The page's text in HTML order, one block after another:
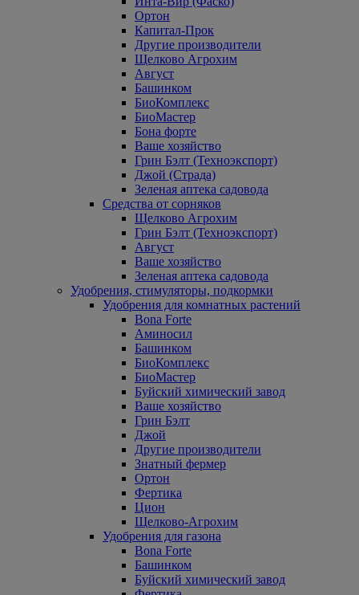
Ортон
Капитал-Прок
Другие производители
Щелково Агрохим
Август
Башинком
БиоКомплекс
БиоМастер
Бона форте
Ваше хозяйство
Грин Бэлт (Техноэкспорт)
Джой (Страда)
Зеленая аптека садовода
Средства от сорняков
Щелково Агрохим
Грин Бэлт (Техноэкспорт)
Август
Ваше хозяйство
Зеленая аптека садовода
Удобрения, стимуляторы, подкормки
Удобрения для комнатных растений
Bona Forte
Аминосил
Башинком
БиоКомплекс
БиоМастер
Буйский химический завод
Ваше хозяйство
Грин Бэлт
Джой
Другие производители
Знатный фермер
Ортон
Фертика
Цион
Щелково-Агрохим
Удобрения для газона
Bona Forte
Башинком
Буйский химический завод